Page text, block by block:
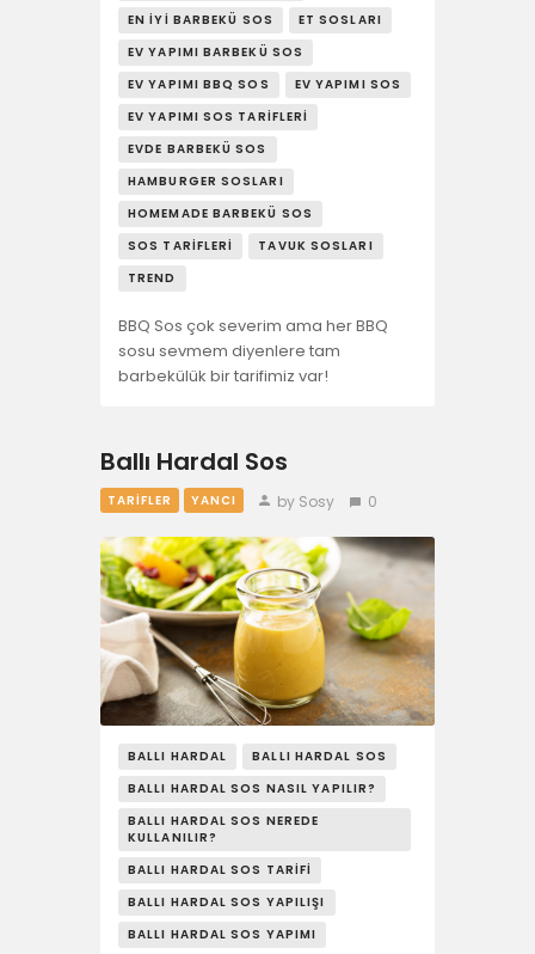
EN İYI BARBEKÜ SOS
ET SOSLARI
EV YAPIMI BARBEKÜ SOS
EV YAPIMI BBQ SOS
EV YAPIMI SOS
EV YAPIMI SOS TARIFLERI
EVDE BARBEKÜ SOS
HAMBURGER SOSLARI
HOMEMADE BARBEKÜ SOS
SOS TARIFLERI
TAVUK SOSLARI
TREND
BBQ Sos çok severim ama her BBQ
sosu sevmem diyenlere tam
barbekülük bir tarifimiz var!
Ballı Hardal Sos
TARIFLER YANCI by Sosy 0
BALLI HARDAL
BALLI HARDAL SOS
BALLI HARDAL SOS NASIL YAPILIR?
BALLI HARDAL SOS NEREDE
KULLANILIR?
BALLI HARDAL SOS TARIFI
BALLI HARDAL SOS YAPILIŞI
BALLI HARDAL SOS YAPIMI